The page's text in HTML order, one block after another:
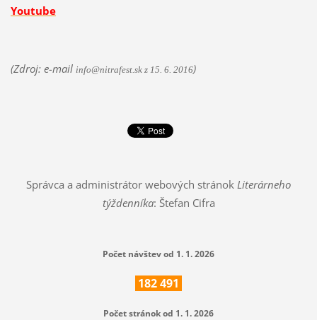
Youtube
(Zdroj: e-mail info@nitrafest.sk z 15. 6. 2016)
Správca a administrátor webových stránok Literárneho
týždenníka: Štefan Cifra
Počet návštev od 1. 1. 2026
182491
Počet stránok od 1. 1. 2026